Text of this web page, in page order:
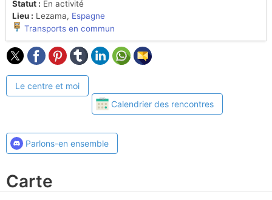
Statut : En activité
Lieu : Lezama, Espagne
Transports en commun
Le centre et moi
Calendrier des rencontres
Parlons-en ensemble
Carte